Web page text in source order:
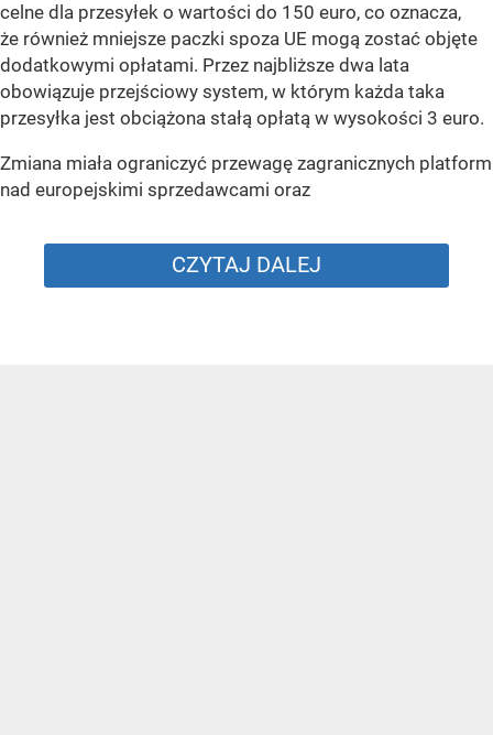
celne dla przesyłek o wartości do 150 euro, co oznacza,
że również mniejsze paczki spoza UE mogą zostać objęte
dodatkowymi opłatami. Przez najbliższe dwa lata
obowiązuje przejściowy system, w którym każda taka
przesyłka jest obciążona stałą opłatą w wysokości 3 euro.
Zmiana miała ograniczyć przewagę zagranicznych platform
nad europejskimi sprzedawcami oraz
CZYTAJ DALEJ